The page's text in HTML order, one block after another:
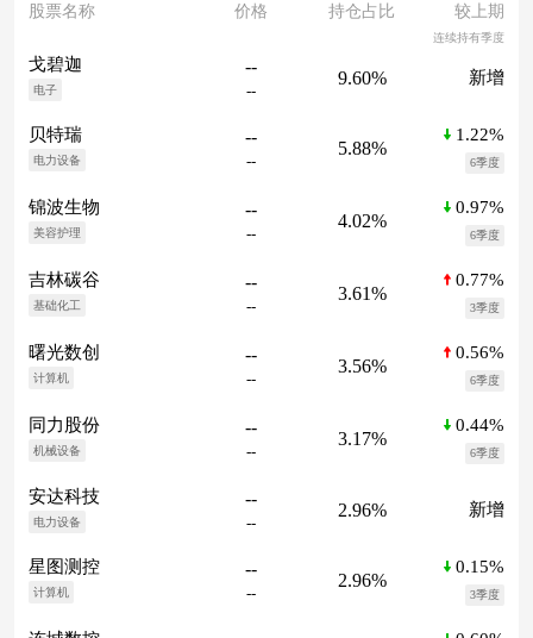
股票名称
价格 持仓占比 较上期
连续持有季度
戈碧迦
电子
--
--
9.60% 新增
贝特瑞
电力设备
--
--
5.88%
1.22%
6季度
锦波生物
美容护理
--
--
4.02%
0.97%
6季度
吉林碳谷
基础化工
--
--
3.61%
0.77%
3季度
曙光数创
计算机
--
--
3.56%
0.56%
6季度
同力股份
机械设备
--
--
3.17%
0.44%
6季度
安达科技
电力设备
--
--
2.96% 新增
星图测控
计算机
--
--
2.96%
0.15%
3季度